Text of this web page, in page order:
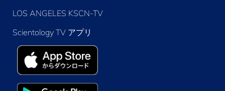
LOS ANGELES KSCN-TV
Scientology TV アプリ